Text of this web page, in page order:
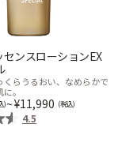
センスローションEX
くらうるおい、なめらかで
。
~ 11,990
4.5